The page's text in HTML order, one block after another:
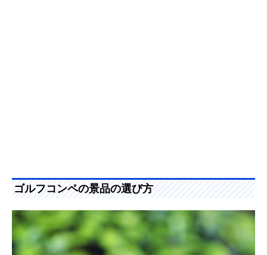
ゴルフコンペの景品の選び方